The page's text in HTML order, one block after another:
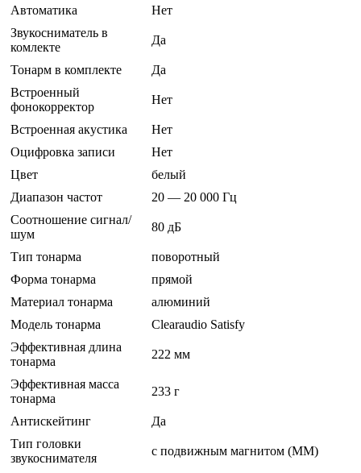
Автоматика
Нет
Звукосниматель в
комлекте
Да
Тонарм в комплекте
Да
Встроенный
фонокорректор
Нет
Встроенная акустика
Нет
Оцифровка записи
Нет
Цвет
белый
Диапазон частот
20 — 20 000 Гц
Соотношение сигнал/
шум
80 дБ
Тип тонарма
поворотный
Форма тонарма
прямой
Материал тонарма
алюминий
Модель тонарма
Clearaudio Satisfy
Эффективная длина
тонарма
222 мм
Эффективная масса
тонарма
233 г
Антискейтинг
Да
Тип головки
звукоснимателя
с подвижным магнитом (MM)